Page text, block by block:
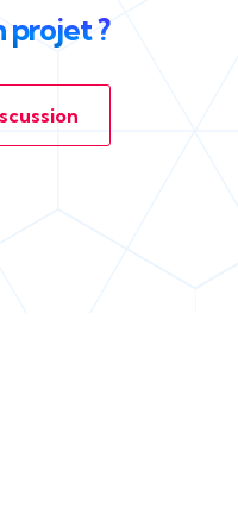
projet ?